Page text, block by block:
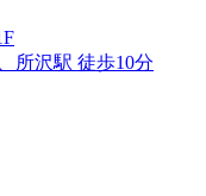
所沢駅 徒歩10分